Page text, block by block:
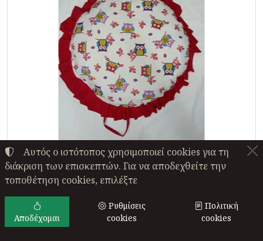
Διακοσμητική Μαξιλάρα-Χαλάκι
Δαπέδου Κουκουβάγιες 1 Τμχ ΕΥΧΗ
Κόκκινο
Αυτός ο ιστότοπος χρησιμοποιεί cookies για τη
διάκριση των επισκεπτών. Για να αποδεχθείτε την
τοποθέτηση cookies, επιλέξτε
Αποδέχομαι
Ρυθμίσεις
cookies
Πολιτική
cookies